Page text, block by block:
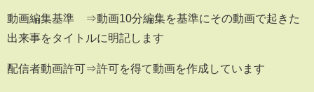
動画編集基準 ⇒動画10分編集を基準にその動画で起きた
出来事をタイトルに明記します
配信者動画許可⇒許可を得て動画を作成しています